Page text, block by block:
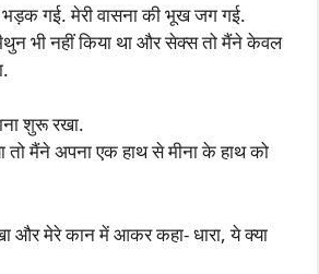
भड़क गई. मेरी वासना की भूख जग गई.
भी नहीं किया था और सेक्स तो मैंने केवल
शुरू रखा.
तो मैंने अपना एक हाथ से मीना के हाथ को
और मेरे कान में आकर कहा- धारा, ये क्या